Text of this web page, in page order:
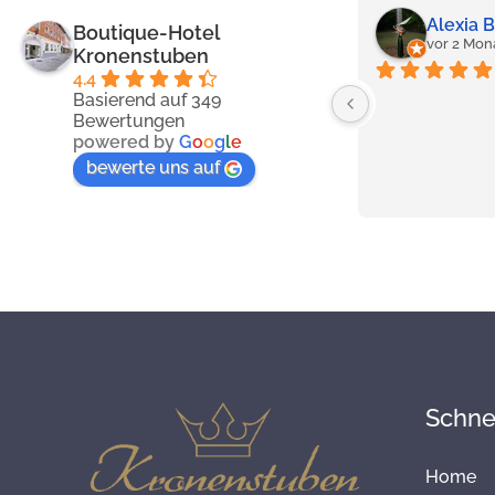
Boutique-Hotel
Kronenstuben
4.4
Basierend auf 349
Bewertungen
powered by Google
bewerte uns auf
Alexia
vor 2
Home